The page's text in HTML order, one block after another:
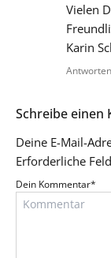
Vielen
Karin
Antworten
Schreibe einen
Deine E-Mail-
Erforderliche
Dein Kommentar*